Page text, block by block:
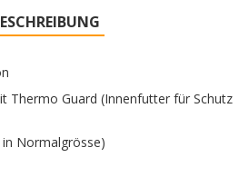
Thermo Guard (Innenfutter für Schutz
Normalgrösse)